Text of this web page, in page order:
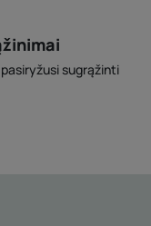
sugrąžinti